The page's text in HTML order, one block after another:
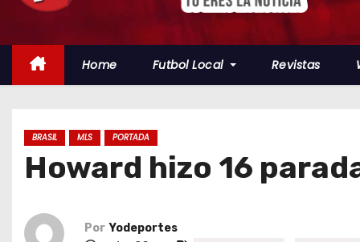
l
Home Futbol Local Revistas
BRASIL MLS PORTADA
Howard hizo 16
Por Yodeportes